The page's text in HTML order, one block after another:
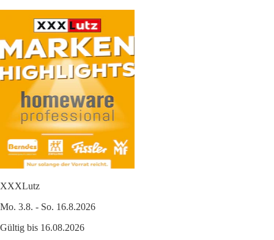
XXXLutz
Mo. 3.8. - So. 16.8.2026
Gültig bis 16.08.2026